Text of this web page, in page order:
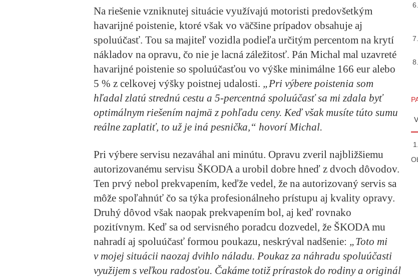
Na riešenie vzniknutej situácie využívajú motoristi predovšetkým
havarijné poistenie, ktoré však vo väčšine prípadov obsahuje aj
spoluúčasť. Tou sa majiteľ vozidla podieľa určitým percentom na krytí
nákladov na opravu, čo nie je lacná záležitosť. Pán Michal mal uzavreté
havarijné poistenie so spoluúčasťou vo výške minimálne 166 eur alebo
5 % z celkovej výšky poistnej udalosti. „Pri výbere poistenia som
hľadal zlatú strednú cestu a 5-percentná spoluúčasť sa mi zdala byť
optimálnym riešením najmä z pohľadu ceny. Keď však musíte túto sumu
reálne zaplatiť, to už je iná pesnička,“ hovorí Michal.
Pri výbere servisu nezaváhal ani minútu. Opravu zveril najbližšiemu
autorizovanému servisu ŠKODA a urobil dobre hneď z dvoch dôvodov.
Ten prvý nebol prekvapením, keďže vedel, že na autorizovaný servis sa
môže spoľahnúť čo sa týka profesionálneho prístupu aj kvality opravy.
Druhý dôvod však naopak prekvapením bol, aj keď rovnako
pozitívnym. Keď sa od servisného poradcu dozvedel, že ŠKODA mu
nahradí aj spoluúčasť formou poukazu, neskrýval nadšenie: „Toto mi
v mojej situácii naozaj dvihlo náladu. Poukaz za náhradu spoluúčasti
využijem s veľkou radosťou. Čakáme totiž prírastok do rodiny a originál
6.
7.
8.